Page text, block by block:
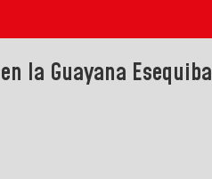
la Guayana Esequiba